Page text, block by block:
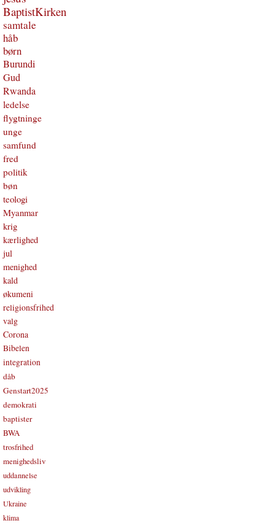
BaptistKirken
samtale
håb
børn
Burundi
Gud
Rwanda
ledelse
flygtninge
unge
samfund
fred
politik
bøn
teologi
Myanmar
krig
kærlighed
jul
menighed
kald
økumeni
religionsfrihed
valg
Corona
Bibelen
integration
dåb
Genstart2025
demokrati
baptister
BWA
trosfrihed
menighedsliv
uddannelse
udvikling
Ukraine
klima